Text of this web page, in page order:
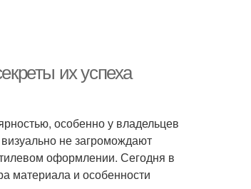
их успеха
особенно у владельцев
не загромождают
оформлении. Сегодня в
материала и особенности